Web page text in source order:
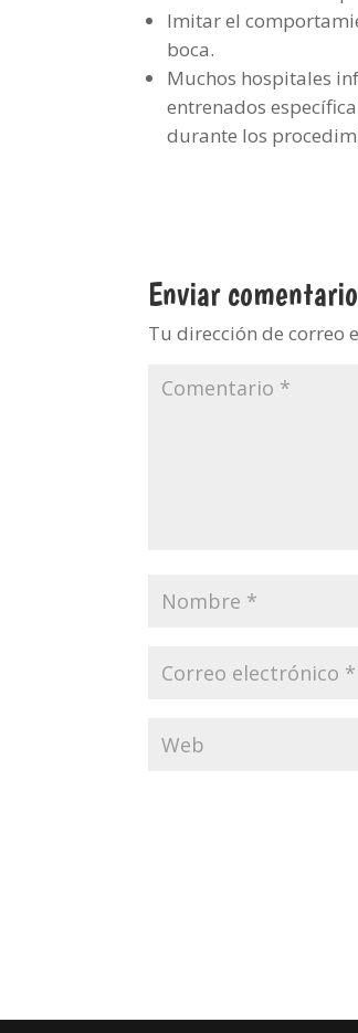
Imitar el
boca.
Muchos hospitales
entrenados
durante los
Enviar comentario
Tu dirección de correo